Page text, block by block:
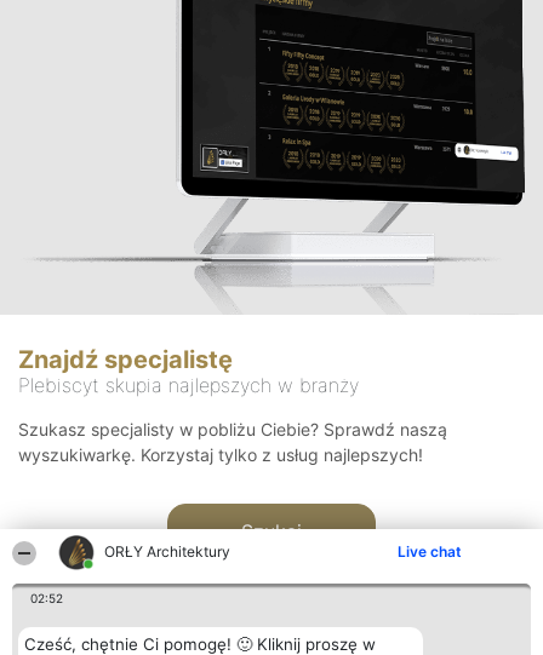
ORŁY Architektury Live chat
02:52
Cześć, chętnie Ci pomogę! 🙂 Kliknij proszę w
Znajdź specjalistę
Plebiscyt skupia najlepszych w branży
Szukasz specjalisty w pobliżu Ciebie? Sprawdź naszą
wyszukiwarkę. Korzystaj tylko z usług najlepszych!
Szukaj